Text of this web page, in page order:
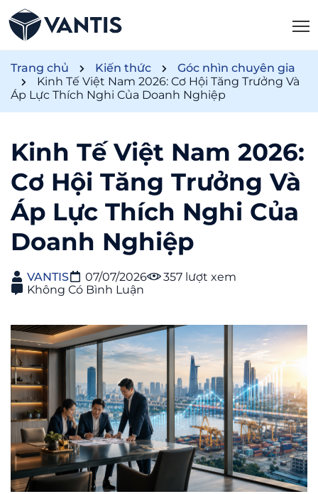
Trang chủ Kiến thức
Góc nhìn chuyên gia
Kinh Tế Việt Nam 2026: Cơ Hội Tăng Trưởng Và
Áp Lực Thích Nghi Của Doanh Nghiệp
Kinh Tế Việt Nam 2026:
Cơ Hội Tăng Trưởng Và
Áp Lực Thích Nghi Của
Doanh Nghiệp
VANTIS 07/07/2026
357 lượt xem
Không Có Bình Luận